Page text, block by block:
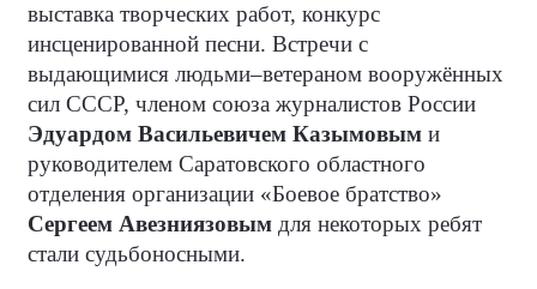
выставка творческих работ, конкурс
инсценированной песни. Встречи с
выдающимися людьми–ветераном вооружённых
сил СССР, членом союза журналистов России
Эдуардом Васильевичем Казымовым и
руководителем Саратовского областного
отделения организации «Боевое братство»
Сергеем Авезниязовым для некоторых ребят
стали судьбоносными.